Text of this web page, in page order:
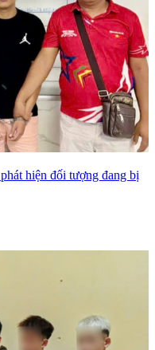
hiện đối tượng đang bị